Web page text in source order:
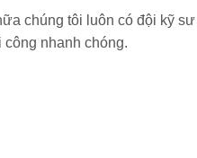
chúng tôi luôn có đội kỹ
nhanh chóng.